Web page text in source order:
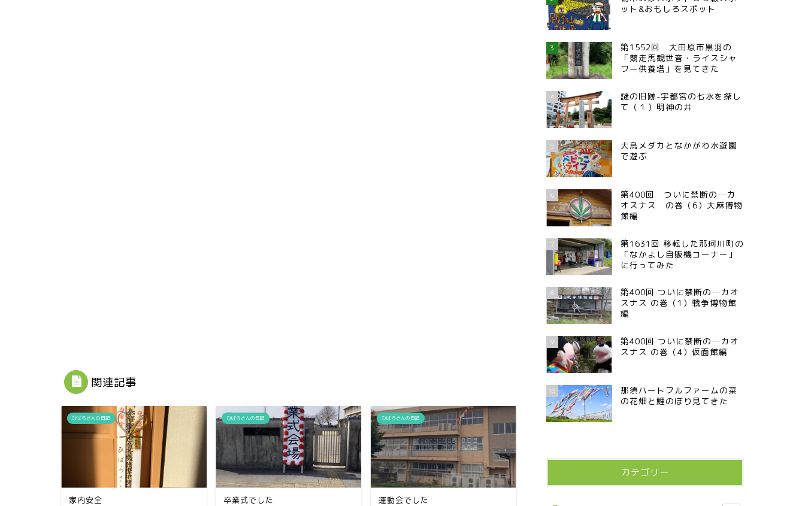
関連記事
ひばらさんの日記
家内安全
ひばらさんの日記
卒業式でした
ひばらさんの日記
運動会でした
ット&おもしろスポット
3
第1552回 大田原市黒羽の
「競走馬観世音・ライスシャ
ワー供養塔」を見てきた
4
謎の旧跡-宇都宮の七水を探し
て（１）明神の井
5
大鳥メダカとなかがわ水遊園
で遊ぶ
6
第400回 ついに禁断の…カ
オスナス の巻（6）大麻博物
館編
7
第1631回 移転した那珂川町の
「なかよし自販機コーナー」
に行ってみた
8
第400回 ついに禁断の…カオ
スナス の巻（1）戦争博物館
編
9
第400回 ついに禁断の…カオ
スナス の巻（4）仮面館編
10
那須ハートフルファームの菜
の花畑と鯉のぼり見てきた
カテゴリー